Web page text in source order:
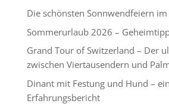
Die schönsten Sonnwendfeiern
Sommerurlaub 2026 –
Grand Tour of Switzerland – Der
zwischen Viertausendern und
Dinant mit Festung und Hund – ein
Erfahrungsbericht